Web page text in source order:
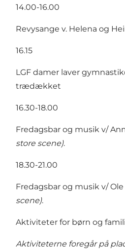
14.00-16.00
Revysange v. Helena og
16.15
LGF damer laver
trædækket
16.30-18.00
Fredagsbar og musik v/
store scene).
18.30-21.00
Fredagsbar og musik v/
scene).
Aktiviteter for børn og
Aktiviteterne foregår på